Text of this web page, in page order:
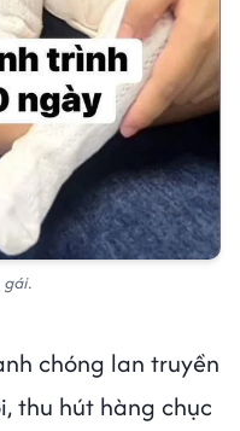
chóng lan truyền
thu hút hàng chục